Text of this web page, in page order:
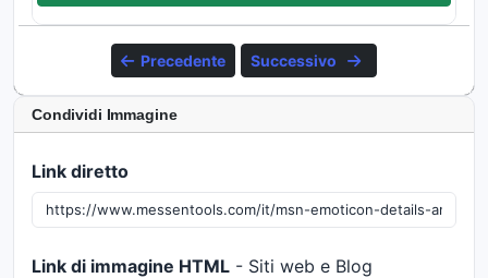
Precedente Successivo
Condividi Immagine
Link diretto
Link di immagine HTML - Siti web e Blog